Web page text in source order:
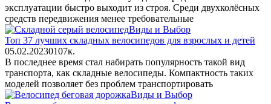
эксплуатации быстро выходит из строя. Среди двухколёсных
средств передвижения менее требовательные
Виды и Выбор
Топ 37 лучших складных велосипедов для взрослых и детей
05.02.20230107к.
В последнее время стал набирать популярность такой вид
транспорта, как складные велосипеды. Компактность таких
моделей позволяет без проблем транспортировать
Виды и Выбор